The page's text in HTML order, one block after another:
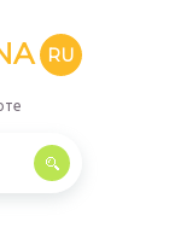
RU